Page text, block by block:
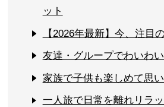
ット
【2026年最新】今、注目
友達・グループでわいわ
家族で子供も楽しめて思
一人旅で日常を離れリラ